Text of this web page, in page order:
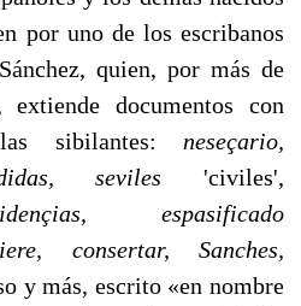
por uno de los escribanos
quien, por más de
documentos con
sibilantes: neseçario,
seviles 'civiles',
espasificado
consertar, Sanches,
y más, es­crito «en nombre